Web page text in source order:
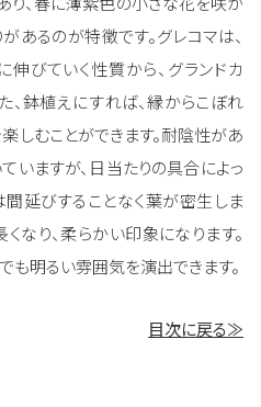
あるのが特徴です。グレコマは、
びていく性質から、グランドカ
、鉢植えにすれば、縁からこぼれ
しむことができます。耐陰性があ
いますが、日当たりの具合によっ
延びすることなく葉が密生しま
なり、柔らかい印象になります。
も明るい雰囲気を演出できます。
目次に戻る≫